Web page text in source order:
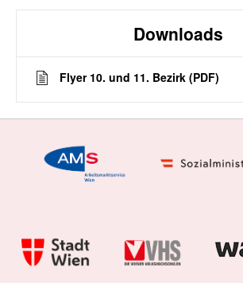
Downloads
Flyer 10. und 11. Bezirk (PDF)